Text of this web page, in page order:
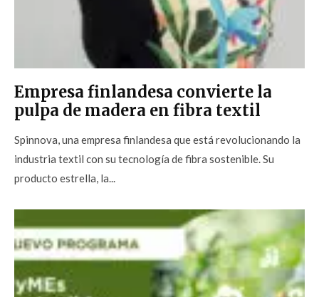
Empresa finlandesa convierte la
pulpa de madera en fibra textil
Spinnova, una empresa finlandesa que está revolucionando la
industria textil con su tecnología de fibra sostenible. Su
producto estrella, la...